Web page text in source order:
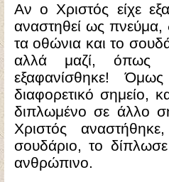
Αν ο Χριστός είχε
αναστηθεί ως πνεύμα,
τα οθώνια και το
αλλά μαζί, όπως
εξαφανίσθηκε!
διαφορετικό σημείο,
διπλωμένο σε άλλο
Χριστός
σουδάριο, το
ανθρώπινο.